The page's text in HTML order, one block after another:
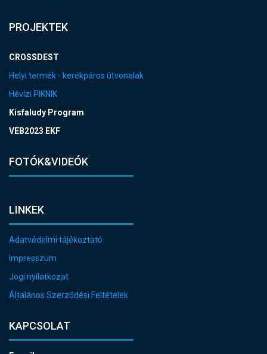
PROJEKTEK
CROSSDEST
Helyi termék - kerékpáros útvonalak
Hévízi PIKNIK
Kisfaludy Program
VEB2023 EKF
FOTÓK&VIDEÓK
LINKEK
Adatvédelmi tájékoztató
Impresszum
Jogi nyilatkozat
Általános Szerződési Feltételek
KAPCSOLAT